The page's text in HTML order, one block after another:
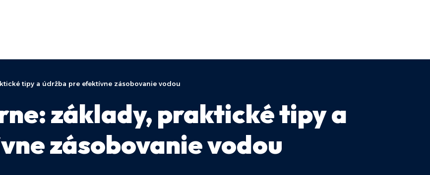
tipy a údržba pre efektívne zásobovanie vodou
základy, praktické tipy a
zásobovanie vodou